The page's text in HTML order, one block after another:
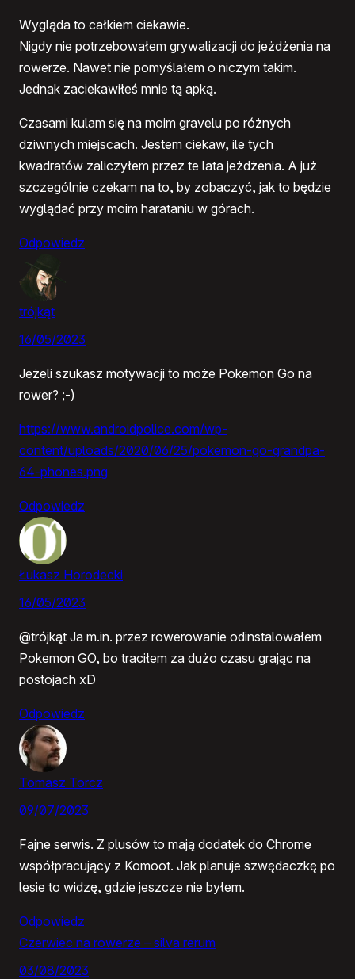
Wygląda to całkiem ciekawie.
Nigdy nie potrzebowałem grywalizacji do jeżdżenia na
rowerze. Nawet nie pomyślałem o niczym takim.
Jednak zaciekawiłeś mnie tą apką.
Czasami kulam się na moim gravelu po różnych
dziwnych miejscach. Jestem ciekaw, ile tych
kwadratów zaliczyłem przez te lata jeżdżenia. A już
szczególnie czekam na to, by zobaczyć, jak to będzie
wyglądać przy moim harataniu w górach.
Odpowiedz
trójkąt
16/05/2023
Jeżeli szukasz motywacji to może Pokemon Go na
rower? ;-)
https://www.androidpolice.com/wp-
content/uploads/2020/06/25/pokemon-go-grandpa-
64-phones.png
Odpowiedz
Łukasz Horodecki
16/05/2023
@trójkąt Ja m.in. przez rowerowanie odinstalowałem
Pokemon GO, bo traciłem za dużo czasu grając na
postojach xD
Odpowiedz
Tomasz Torcz
09/07/2023
Fajne serwis. Z plusów to mają dodatek do Chrome
współpracujący z Komoot. Jak planuje szwędaczkę po
lesie to widzę, gdzie jeszcze nie byłem.
Odpowiedz
Czerwiec na rowerze – silva rerum
03/08/2023